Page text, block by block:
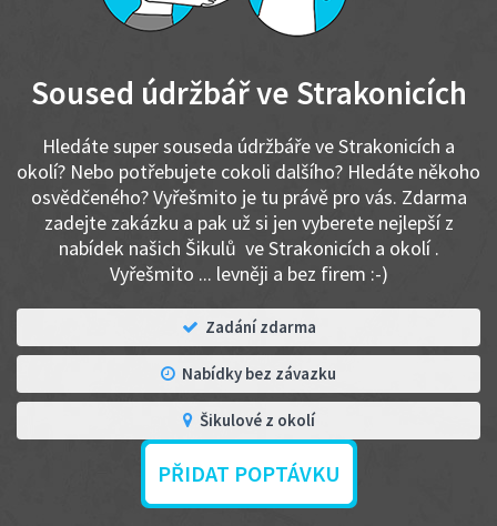
Soused údržbář ve Strakonicích
Hledáte super souseda údržbáře ve Strakonicích a
okolí? Nebo potřebujete cokoli dalšího? Hledáte někoho
osvědčeného? Vyřešmito je tu právě pro vás. Zdarma
zadejte zakázku a pak už si jen vyberete nejlepší z
nabídek našich Šikulů ve Strakonicích a okolí .
Vyřešmito ... levněji a bez firem :-)
Zadání zdarma
Nabídky bez závazku
Šikulové z okolí
PŘIDAT POPTÁVKU